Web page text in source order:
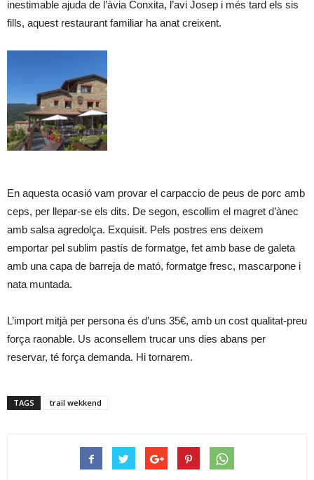
inestimable ajuda de l’àvia Conxita, l’avi Josep i més tard els sis
fills, aquest restaurant familiar ha anat creixent.
En aquesta ocasió vam provar el carpaccio de peus de porc amb
ceps, per llepar-se els dits. De segon, escollim el magret d’ànec
amb salsa agredolça. Exquisit. Pels postres ens deixem
emportar pel sublim pastís de formatge, fet amb base de galeta
amb una capa de barreja de mató, formatge fresc, mascarpone i
nata muntada.
L’import mitjà per persona és d’uns 35€, amb un cost qualitat-preu
força raonable. Us aconsellem trucar uns dies abans per
reservar, té força demanda. Hi tornarem.
TAGS trail wekkend